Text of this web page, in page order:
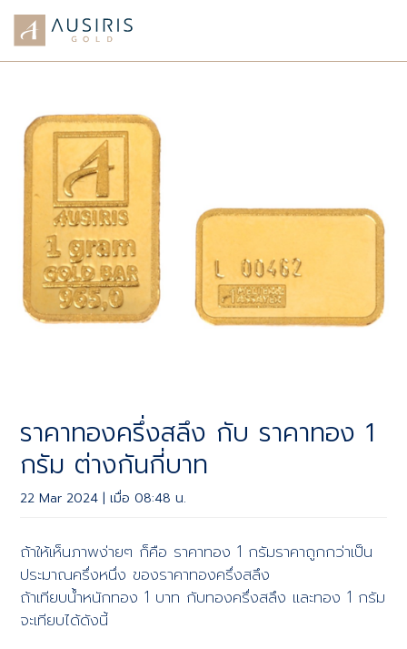
ราคาทองครึ่งสลึง กับ ราคาทอง 1
กรัม ต่างกันกี่บาท
22 Mar 2024 | เมื่อ 08:48 น.
ถ้าให้เห็นภาพง่ายๆ ก็คือ ราคาทอง 1 กรัมราคาถูกกว่าเป็น
ประมาณครึ่งหนึ่ง ของราคาทองครึ่งสลึง
ถ้าเทียบน้ำหนักทอง 1 บาท กับทองครึ่งสลึง และทอง 1 กรัม
จะเทียบได้ดังนี้